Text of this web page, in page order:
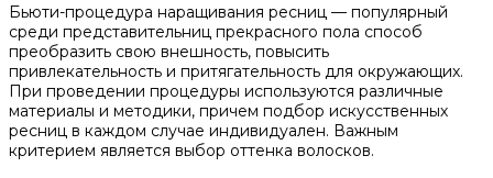
Бьюти-процедура наращивания ресниц — популярный
среди представительниц прекрасного пола способ
преобразить свою внешность, повысить
привлекательность и притягательность для окружающих.
При проведении процедуры используются различные
материалы и методики, причем подбор искусственных
ресниц в каждом случае индивидуален. Важным
критерием является выбор оттенка волосков.